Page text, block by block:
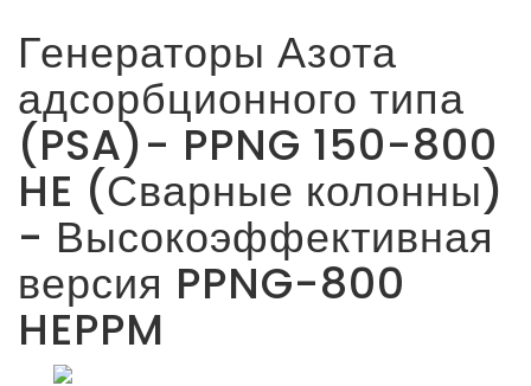
Генераторы Азота
адсорбционного типа
(PSA)- PPNG 150-800
HE (Сварные колонны)
- Высокоэффективная
версия PPNG-800
HEPPM